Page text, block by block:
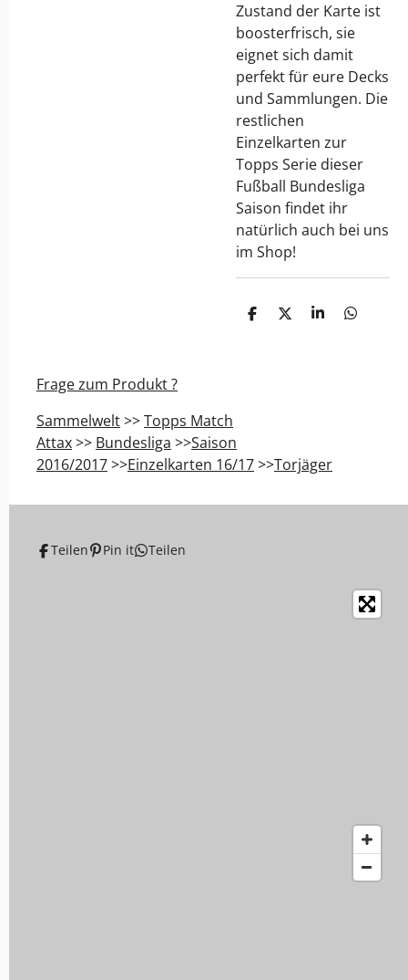
Zustand der Karte ist
boosterfrisch, sie
eignet sich damit
perfekt für eure Decks
und Sammlungen. Die
restlichen
Einzelkarten zur
Topps Serie dieser
Fußball Bundesliga
Saison findet ihr
natürlich auch bei uns
im Shop!
T
T
T
T
Frage zum Produkt ?
Sammelwelt>>Topps Match
Attax>> Bundesliga >>Saison
2016/2017>>Einzelkarten 16/17>>Torjäger
Teilen Pin it Teilen